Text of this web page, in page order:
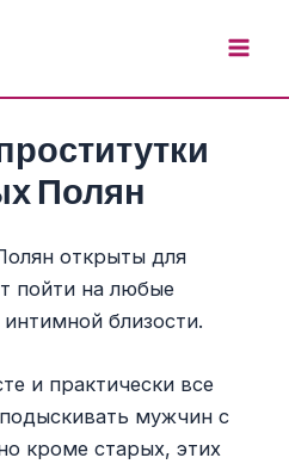
Полян
открыты для
пойти на любые
близости.
и практически все
мужчин с
кроме старых, этих